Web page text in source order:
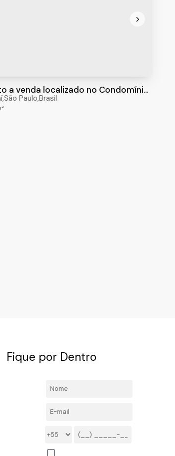
a venda localizado no Condomínio
com 52m²
,São Paulo,Brasil
Fique por Dentro
Telefone/Celular: